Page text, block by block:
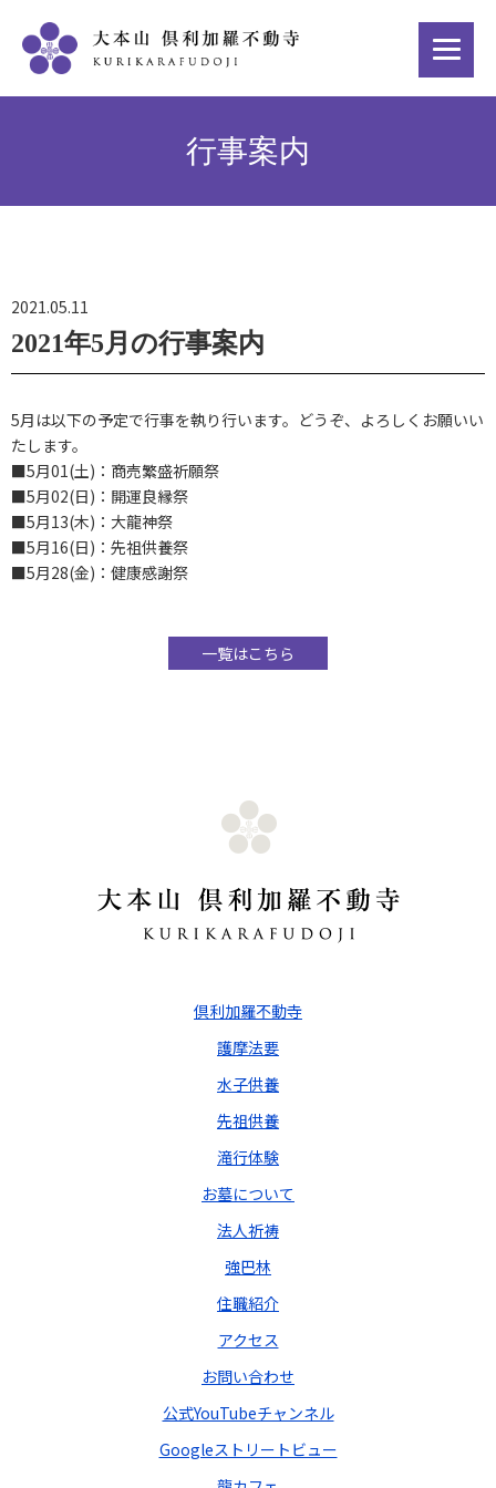
行事案内
2021.05.11
2021年5月の行事案内
5月は以下の予定で行事を執り行います。どうぞ、よろしくお願いい
たします。
■5月01(土)：商売繁盛祈願祭
■5月02(日)：開運良縁祭
■5月13(木)：大龍神祭
■5月16(日)：先祖供養祭
■5月28(金)：健康感謝祭
一覧はこちら
倶利加羅不動寺
護摩法要
水子供養
先祖供養
滝行体験
お墓について
法人祈祷
強巴林
住職紹介
アクセス
お問い合わせ
公式YouTubeチャンネル
Googleストリートビュー